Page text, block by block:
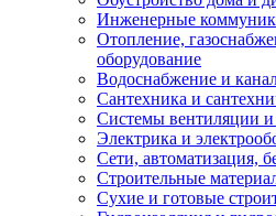
Инженерные
Отопление,
оборудование
Водоснабжение и
Сантехника и
Системы вентиляции
Электрика и
Сети, автоматизация,
Строительные
Сухие и готовые